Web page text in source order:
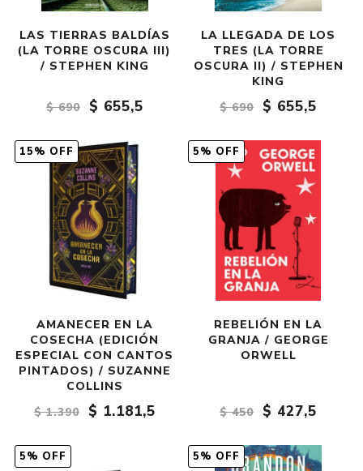
LAS TIERRAS BALDÍAS
(LA TORRE OSCURA III)
/ STEPHEN KING
$ 690 $ 655,5
LA LLEGADA DE LOS
TRES (LA TORRE
OSCURA II) / STEPHEN
KING
$ 690
$ 655,5
15% OFF
AMANECER EN LA
COSECHA (EDICIÓN
ESPECIAL CON CANTOS
PINTADOS) / SUZANNE
COLLINS
$ 1.390
$ 1.181,5
5% OFF
REBELIÓN EN LA
GRANJA / GEORGE
ORWELL
$ 450 $ 427,5
5% OFF 5% OFF